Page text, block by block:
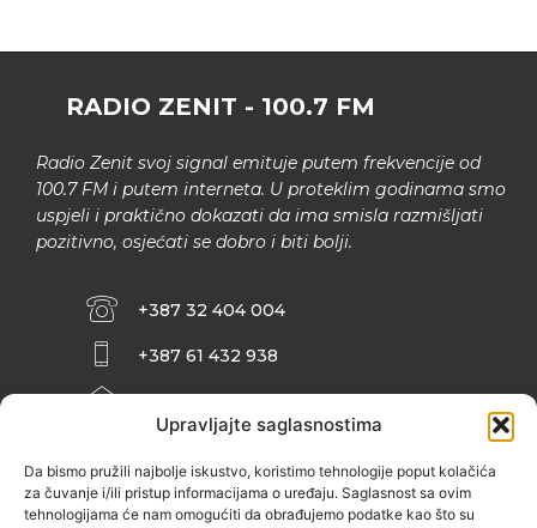
Upravljajte saglasnostima
Da bismo pružili najbolje iskustvo, koristimo tehnologije poput kolačića
za čuvanje i/ili pristup informacijama o uređaju. Saglasnost sa ovim
tehnologijama će nam omogućiti da obrađujemo podatke kao što su
RADIO ZENIT - 100.7 FM
Radio Zenit svoj signal emituje putem frekvencije od
100.7 FM i putem interneta. U proteklim godinama smo
uspjeli i praktično dokazati da ima smisla razmišljati
pozitivno, osjećati se dobro i biti bolji.
+387 32 404 004
+387 61 432 938
ZENIČANKA, 3. SPRAT), 72000 ZENICA